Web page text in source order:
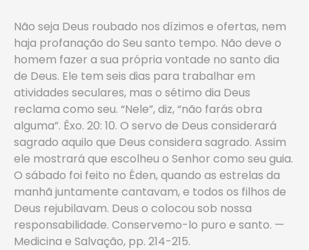
Não seja Deus roubado nos dízimos e ofertas, nem
haja profanação do Seu santo tempo. Não deve o
homem fazer a sua própria vontade no santo dia
de Deus. Ele tem seis dias para trabalhar em
atividades seculares, mas o sétimo dia Deus
reclama como seu. “Nele”, diz, “não farás obra
alguma”. Êxo. 20: 10. O servo de Deus considerará
sagrado aquilo que Deus considera sagrado. Assim
ele mostrará que escolheu o Senhor como seu guia.
O sábado foi feito no Éden, quando as estrelas da
manhã juntamente cantavam, e todos os filhos de
Deus rejubilavam. Deus o colocou sob nossa
responsabilidade. Conservemo-lo puro e santo. —
Medicina e Salvação, pp. 214-215.